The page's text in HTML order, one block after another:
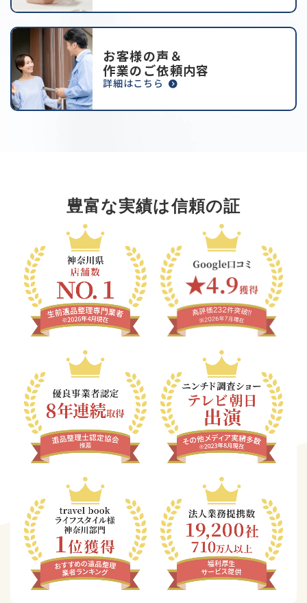
お客様の声＆
作業のご依頼内容
詳細はこちら
豊富な実績は信頼の証